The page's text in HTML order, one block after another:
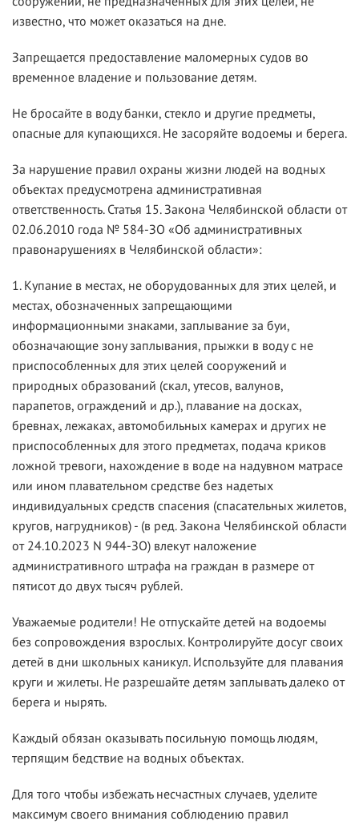
известно, что может оказаться на дне.
Запрещается предоставление маломерных судов во
временное владение и пользование детям.
Не бросайте в воду банки, стекло и другие предметы,
опасные для купающихся. Не засоряйте водоемы и берега.
За нарушение правил охраны жизни людей на водных
объектах предусмотрена административная
ответственность. Статья 15. Закона Челябинской области от
02.06.2010 года № 584-ЗО «Об административных
правонарушениях в Челябинской области»:
1. Купание в местах, не оборудованных для этих целей, и
местах, обозначенных запрещающими
информационными знаками, заплывание за буи,
обозначающие зону заплывания, прыжки в воду с не
приспособленных для этих целей сооружений и
природных образований (скал, утесов, валунов,
парапетов, ограждений и др.), плавание на досках,
бревнах, лежаках, автомобильных камерах и других не
приспособленных для этого предметах, подача криков
ложной тревоги, нахождение в воде на надувном матрасе
или ином плавательном средстве без надетых
индивидуальных средств спасения (спасательных жилетов,
кругов, нагрудников) - (в ред. Закона Челябинской области
от 24.10.2023 N 944-ЗО) влекут наложение
административного штрафа на граждан в размере от
пятисот до двух тысяч рублей.
Уважаемые родители! Не отпускайте детей на водоемы
без сопровождения взрослых. Контролируйте досуг своих
детей в дни школьных каникул. Используйте для плавания
круги и жилеты. Не разрешайте детям заплывать далеко от
берега и нырять.
Каждый обязан оказывать посильную помощь людям,
терпящим бедствие на водных объектах.
Для того чтобы избежать несчастных случаев, уделите
максимум своего внимания соблюдению правил